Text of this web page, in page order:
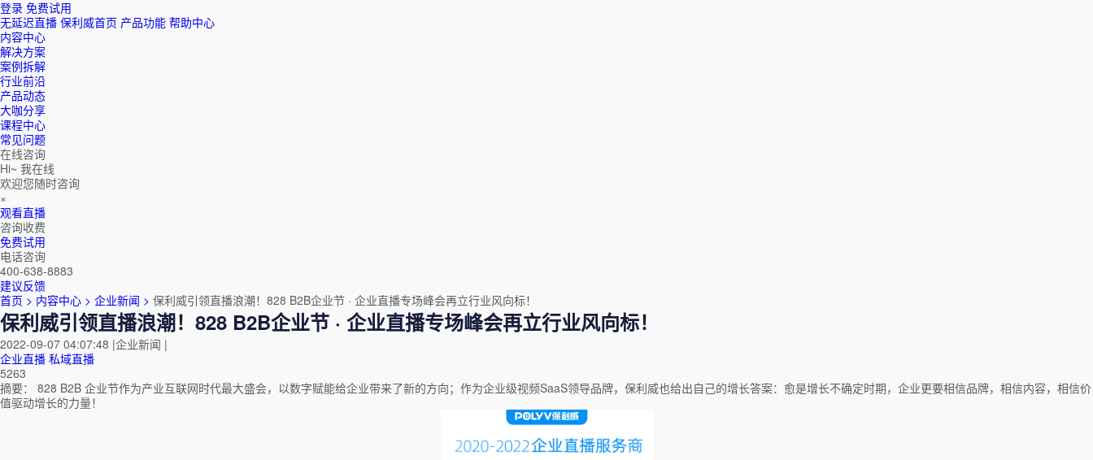
登录 免费试用
无延迟直播 保利威首页 产品功能 帮助中心
内容中心
解决方案
案例拆解
行业前沿
产品动态
大咖分享
课程中心
常见问题
在线咨询
Hi~ 我在线
欢迎您随时咨询
×
观看直播
咨询收费
免费试用
电话咨询
400-638-8883
建议反馈
首页 > 内容中心 > 企业新闻 > 保利威引领直播浪潮！828 B2B企业节 · 企业直播专场峰会再立行业风向标！
保利威引领直播浪潮！828 B2B企业节 · 企业直播专场峰会再立行业风向标！
2022-09-07 04:07:48 |企业新闻 |
企业直播 私域直播
5263
摘要：
828 B2B 企业节作为产业互联网时代最大盛会，以数字赋能给企业带来了新的方向；作为企业级视频SaaS领导品牌，保利威也给出自己的增长答案：愈是增长不确定时期，企业更要相信品牌，相信内容，相信价
值驱动增长的力量！